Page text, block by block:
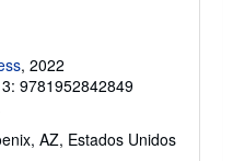
, 2022
9781952842849
AZ, Estados Unidos